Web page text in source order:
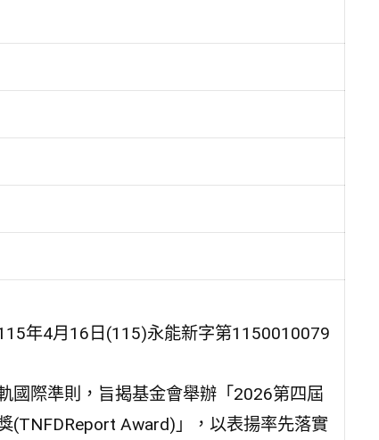
年4月16日(115)永能新字第1150010079
國際準則，旨揭基金會舉辦「2026第四屆
(TNFDReport Award)」，以表揚率先落實